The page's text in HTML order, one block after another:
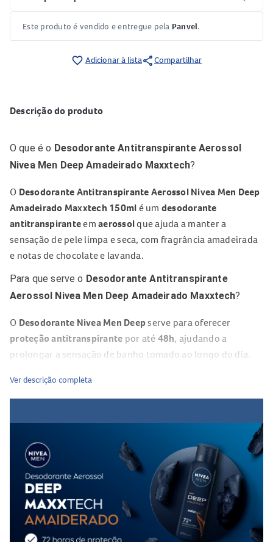
Este produto é vendido e entregue pela Panvel.
favorite_border Adicionar à listashareCompartilhar
Descrição do produto
O que é o Desodorante Antitranspirante Aerossol
Nivea Men Deep Amadeirado Maxxtech?
O Desodorante Antitranspirante Aerossol Nivea Men Deep
Amadeirado Maxxtech 150ml é um desodorante
antitranspiranteem aerossolque ajuda a manter a
sensação de pele limpa e seca, com fragrância amadeirada
e notas de chocolate e lavanda.
Para que serve o Desodorante Antitranspirante
Aerossol Nivea Men Deep Amadeirado Maxxtech?
O Desodorante Nivea Men Deepserve para oferecer
proteção antitranspirante por até 48h, ajudando a
prolongar a sensação de banho tomado ao longo do dia.
contra bactérias e contribui para uma sensação duradoura
de frescor e limpeza.
Composição doDesodorante Antitranspirante
Aerossol Nivea Men Deep Amadeirado Maxxtech
Carvão ativado
Agentes antitranspirantes
Minerais
Benefícios doDesodorante Antitranspirante Aerossol
Nivea Men Deep Amadeirado Maxxtech
Ver descrição completa